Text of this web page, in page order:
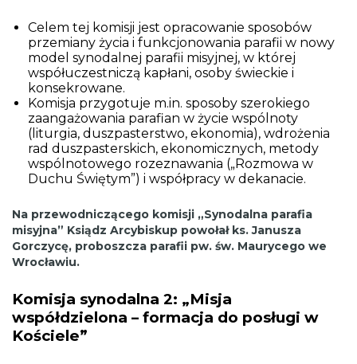
Celem tej komisji jest opracowanie sposobów
przemiany życia i funkcjonowania parafii w nowy
model synodalnej parafii misyjnej, w której
współuczestniczą kapłani, osoby świeckie i
konsekrowane.
Komisja przygotuje m.in. sposoby szerokiego
zaangażowania parafian w życie wspólnoty
(liturgia, duszpasterstwo, ekonomia), wdrożenia
rad duszpasterskich, ekonomicznych, metody
wspólnotowego rozeznawania („Rozmowa w
Duchu Świętym”) i współpracy w dekanacie.
Na przewodniczącego komisji „Synodalna parafia
misyjna” Ksiądz Arcybiskup powołał ks. Janusza
Gorczycę, proboszcza parafii pw. św. Maurycego we
Wrocławiu.
Komisja synodalna 2: „Misja
współdzielona – formacja do posługi w
Kościele”